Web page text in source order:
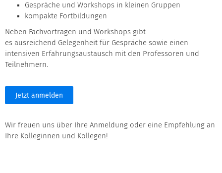
Gespräche und Workshops in kleinen Gruppen
kompakte Fortbildungen
Neben Fachvorträgen und Workshops gibt
es ausreichend Gelegenheit für Gespräche sowie einen
intensiven Erfahrungsaustausch mit den Professoren und
Teilnehmern.
Jetzt anmelden
Wir freuen uns über Ihre Anmeldung oder eine Empfehlung an
Ihre Kolleginnen und Kollegen!